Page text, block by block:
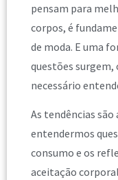
pensam para
corpos, é
de moda. E uma
questões surgem,
necessário
As tendências
entendermos
consumo e os
aceitação